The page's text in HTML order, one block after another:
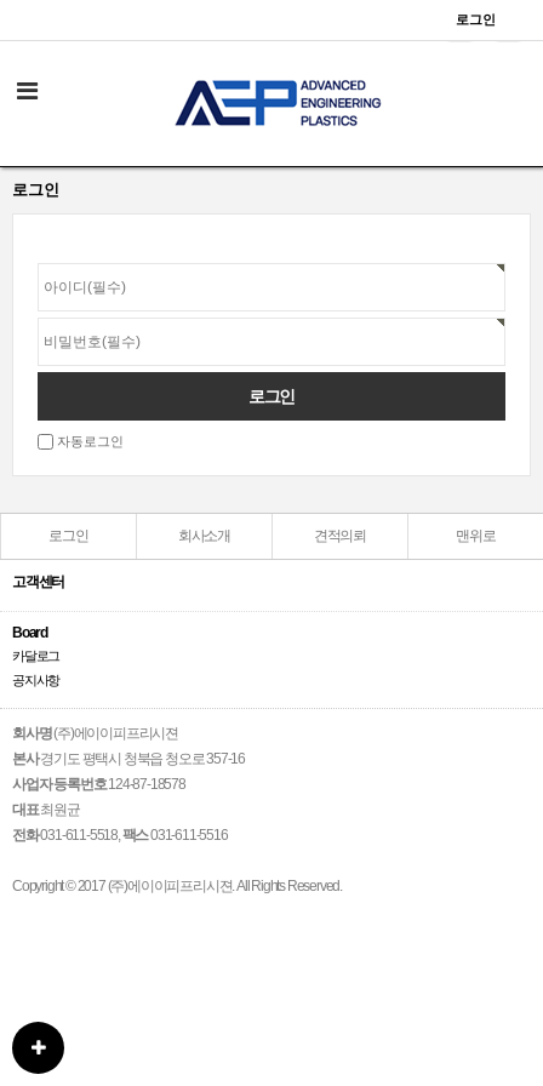
로그인
로그인
자동로그인
로그인 회사소개 견적의뢰 맨위로
고객센터
Board
카달로그
공지사항
회사명(주)에이이피프리시젼
본사경기도 평택시 청북읍 청오로 357-16
사업자 등록번호124-87-18578
대표최원균
전화031-611-5518,팩스031-611-5516
Copyright © 2017 (주)에이이피프리시젼. All Rights Reserved.